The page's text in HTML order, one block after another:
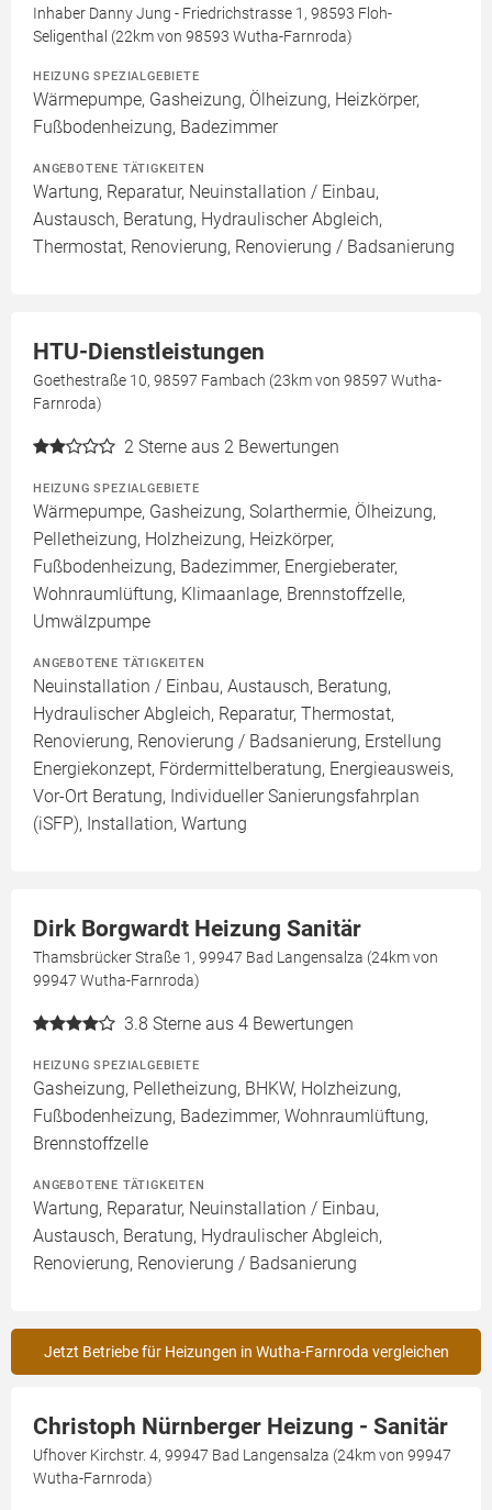
Inhaber Danny Jung - Friedrichstrasse 1, 98593 Floh-
Seligenthal (22km von 98593 Wutha-Farnroda)
HEIZUNG SPEZIALGEBIETE
Wärmepumpe, Gasheizung, Ölheizung, Heizkörper,
Fußbodenheizung, Badezimmer
ANGEBOTENE TÄTIGKEITEN
Wartung, Reparatur, Neuinstallation / Einbau,
Austausch, Beratung, Hydraulischer Abgleich,
Thermostat, Renovierung, Renovierung / Badsanierung
HTU-Dienstleistungen
Goethestraße 10, 98597 Fambach (23km von 98597 Wutha-
Farnroda)
2 Sterne aus 2 Bewertungen
HEIZUNG SPEZIALGEBIETE
Wärmepumpe, Gasheizung, Solarthermie, Ölheizung,
Pelletheizung, Holzheizung, Heizkörper,
Fußbodenheizung, Badezimmer, Energieberater,
Wohnraumlüftung, Klimaanlage, Brennstoffzelle,
Umwälzpumpe
ANGEBOTENE TÄTIGKEITEN
Neuinstallation / Einbau, Austausch, Beratung,
Hydraulischer Abgleich, Reparatur, Thermostat,
Renovierung, Renovierung / Badsanierung, Erstellung
Energiekonzept, Fördermittelberatung, Energieausweis,
Vor-Ort Beratung, Individueller Sanierungsfahrplan
(iSFP), Installation, Wartung
Dirk Borgwardt Heizung Sanitär
Thamsbrücker Straße 1, 99947 Bad Langensalza (24km von
99947 Wutha-Farnroda)
3.8 Sterne aus 4 Bewertungen
HEIZUNG SPEZIALGEBIETE
Gasheizung, Pelletheizung, BHKW, Holzheizung,
Fußbodenheizung, Badezimmer, Wohnraumlüftung,
Brennstoffzelle
ANGEBOTENE TÄTIGKEITEN
Wartung, Reparatur, Neuinstallation / Einbau,
Austausch, Beratung, Hydraulischer Abgleich,
Renovierung, Renovierung / Badsanierung
Jetzt Betriebe für Heizungen in Wutha-Farnroda vergleichen
Christoph Nürnberger Heizung - Sanitär
Ufhover Kirchstr. 4, 99947 Bad Langensalza (24km von 99947
Wutha-Farnroda)